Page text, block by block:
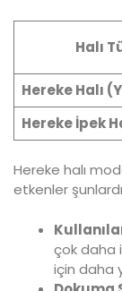
Halı
Hereke Halı
Hereke İpek
Hereke halı
etkenler
çok daha
için daha